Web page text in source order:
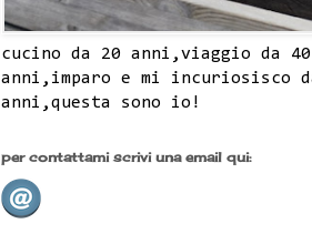
cucino da 20 anni,viaggio da 40
anni,imparo e mi incuriosisco
anni,questa sono io!
per contattami scrivi una email qui: